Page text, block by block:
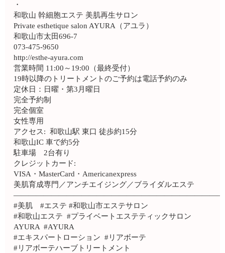
・
和歌山 幹細胞エステ 美肌再生サロン
Private esthetique salon AYURA（アユラ）
和歌山市太田696-7
073-475-9650
http://esthe-ayura.com
営業時間 11:00～19:00（最終受付）
19時以降のトリートメントのご予約は電話予約のみ
定休日：日曜・第3月曜日
完全予約制
完全個室
女性専用
アクセス: 和歌山駅 東口 徒歩約15分
和歌山IC 車で約5分
駐車場 2台有り
クレジットカード:
VISA・MasterCard・Americanexpress
美肌育成専門／アンチエイジング／ブライダルエステ
————————————————————————————
#美肌 #エステ #和歌山市エステサロン
#和歌山エステ #プライベートエステティックサロン
AYURA #AYURA
#エキスパートローション #リアボーテ
#リアボーテハーブトリートメント